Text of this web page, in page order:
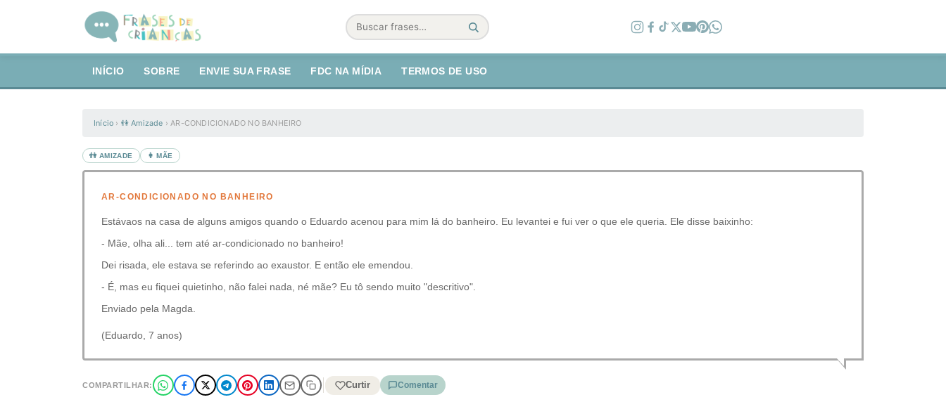
Buscar
INÍCIO SOBRE ENVIE SUA FRASE FDC NA MÍDIA TERMOS DE USO
Início › 👫 Amizade ›AR-CONDICIONADO NO BANHEIRO
👫 AMIZADE 👩 MÃE
AR-CONDICIONADO NO BANHEIRO
Estávaos na casa de alguns amigos quando o Eduardo acenou para mim lá do banheiro. Eu levantei e fui ver o que ele queria. Ele disse baixinho:
- Mãe, olha ali... tem até ar-condicionado no banheiro!
Dei risada, ele estava se referindo ao exaustor. E então ele emendou.
- É, mas eu fiquei quietinho, não falei nada, né mãe? Eu tô sendo muito "descritivo".
Enviado pela Magda.
(Eduardo, 7 anos)
COMPARTILHAR: Curtir Comentar